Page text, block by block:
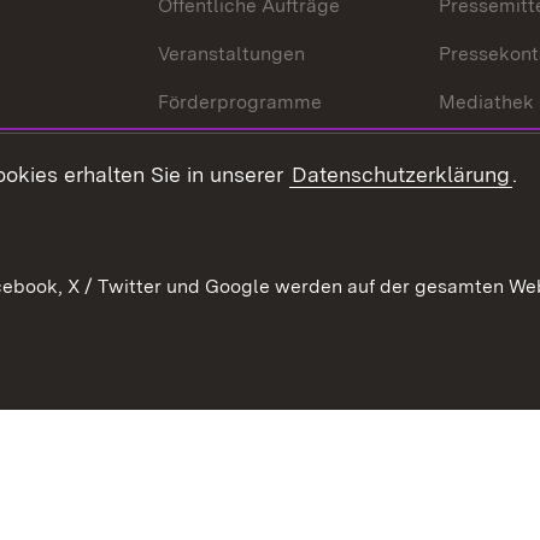
Öffentliche Aufträge
Veranstaltungen
Förderprogramme Mediathek
erhalten Sie in unserer Datenschutzerklärung.
X / Twitter und Google werden auf der gesamten